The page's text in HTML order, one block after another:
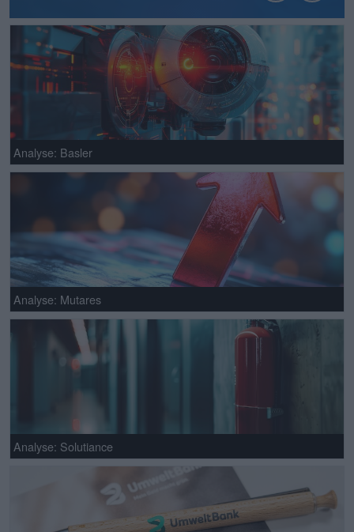
Analyse: Basler
Analyse: Mutares
Analyse: Solutiance